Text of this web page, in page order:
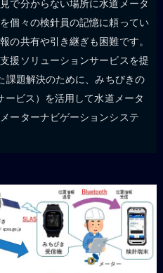
で分からない場所に水道メータ
個々の検針員の記憶に頼ってい
の共有や引き継ぎも困難です。
援ソリューションサービスを提
課題解決のために、みちびきの
ビス）を活用して水道メータ
ーターナビゲーションシステ